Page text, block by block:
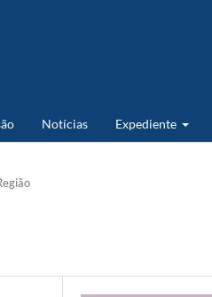
Notícias Expediente